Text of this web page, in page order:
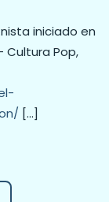
iniciado en
Cultura Pop,
[…]